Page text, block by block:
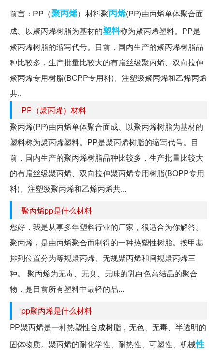
前言：PP（聚丙烯）材料聚丙烯(PP)由丙烯单体聚合面
成、以聚丙烯树脂为基材的塑料称为聚丙烯塑料。PP是
聚丙烯树脂的缩写代号。目前，国内生产的聚丙烯树脂品
种比较多，生产批量比较大的有扁丝级聚丙烯、双向拉伸
聚丙烯专用树脂(BOPP专用料)、注塑级聚丙烯和乙烯丙烯
共..
PP（聚丙烯）材料
聚丙烯(PP)由丙烯单体聚合面成、以聚丙烯树脂为基材的
塑料称为聚丙烯塑料。PP是聚丙烯树脂的缩写代号。目
前，国内生产的聚丙烯树脂品种比较多，生产批量比较大
的有扁丝级聚丙烯、双向拉伸聚丙烯专用树脂(BOPP专用
料)、注塑级聚丙烯和乙烯丙烯共...
聚丙烯pp是什么材料
您好，我是从事多年塑料行业的厂家，很适合为你解答。
聚丙烯，是由丙烯聚合而制得的一种热塑性树脂。按甲基
排列位置分为等规聚丙烯、无规聚丙烯和间规聚丙烯三
种。 聚丙烯为无毒、无臭、无味的乳白色高结晶的聚合
物，是目前所有塑料中最轻的品...
pp聚丙烯是什么材料
PP聚丙烯是一种热塑性合成树脂，无色、无毒、半透明的
固体物质。聚丙烯的耐化学性、耐热性、可塑性、机械性